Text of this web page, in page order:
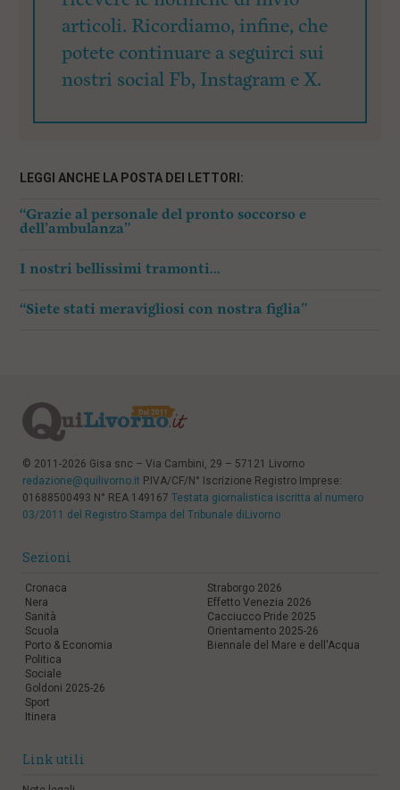
articoli. Ricordiamo, infine, che
potete continuare a seguirci sui
nostri social Fb, Instagram e X.
LEGGI ANCHE LA POSTA DEI LETTORI:
“Grazie al personale del pronto soccorso e
dell’ambulanza”
I nostri bellissimi tramonti…
“Siete stati meravigliosi con nostra figlia”
© 2011-2026 Gisa snc – Via Cambini, 29 – 57121 Livorno
redazione@quilivorno.it P.IVA/CF/N° Iscrizione Registro Imprese:
01688500493 N° REA 149167 Testata giornalistica iscritta al numero
03/2011 del Registro Stampa del Tribunale diLivorno
Sezioni
Cronaca
Nera
Sanità
Scuola
Porto & Economia
Politica
Sociale
Goldoni 2025-26
Sport
Itinera
Straborgo 2026
Effetto Venezia 2026
Cacciucco Pride 2025
Orientamento 2025-26
Biennale del Mare e dell'Acqua
Link utili